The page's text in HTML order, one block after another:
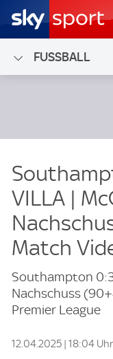
FUSSBALL
VILLA |
Match
Southampton
Nachschuss
Premier League
12.04.2025 | 18:04 Uhr